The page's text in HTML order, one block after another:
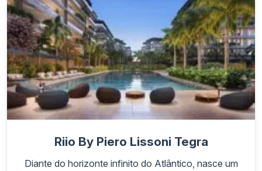
Riio By Piero Lissoni Tegra
Diante do horizonte infinito do Atlântico, nasce um